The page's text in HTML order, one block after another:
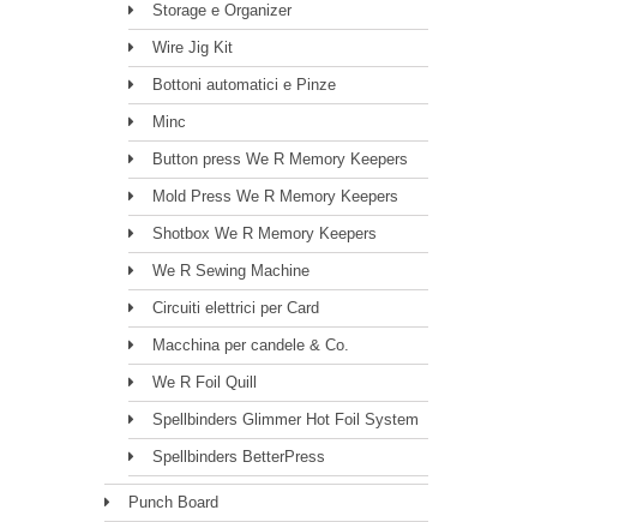
Storage e Organizer
Wire Jig Kit
Bottoni automatici e Pinze
Minc
Button press We R Memory Keepers
Mold Press We R Memory Keepers
Shotbox We R Memory Keepers
We R Sewing Machine
Circuiti elettrici per Card
Macchina per candele & Co.
We R Foil Quill
Spellbinders Glimmer Hot Foil System
Spellbinders BetterPress
Punch Board